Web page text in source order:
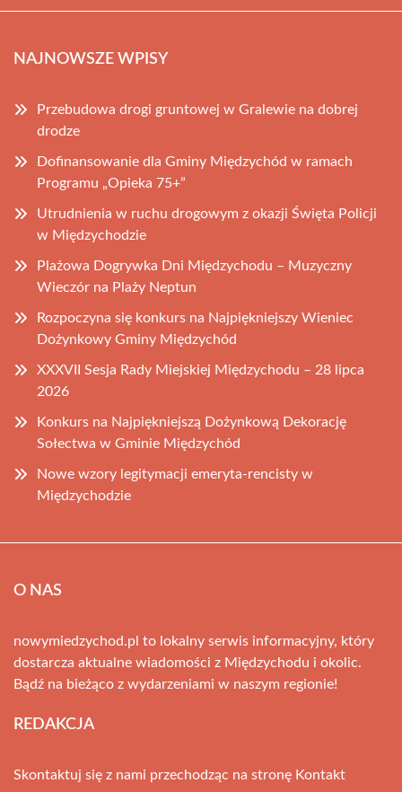
NAJNOWSZE WPISY
Przebudowa drogi gruntowej w Gralewie na dobrej
drodze
Dofinansowanie dla Gminy Międzychód w ramach
Programu „Opieka 75+”
Utrudnienia w ruchu drogowym z okazji Święta Policji
w Międzychodzie
Plażowa Dogrywka Dni Międzychodu – Muzyczny
Wieczór na Plaży Neptun
Rozpoczyna się konkurs na Najpiękniejszy Wieniec
Dożynkowy Gminy Międzychód
XXXVII Sesja Rady Miejskiej Międzychodu – 28 lipca
2026
Konkurs na Najpiękniejszą Dożynkową Dekorację
Sołectwa w Gminie Międzychód
Nowe wzory legitymacji emeryta-rencisty w
Międzychodzie
O NAS
nowymiedzychod.pl to lokalny serwis informacyjny, który
dostarcza aktualne wiadomości z Międzychodu i okolic.
Bądź na bieżąco z wydarzeniami w naszym regionie!
REDAKCJA
Skontaktuj się z nami przechodząc na stronę Kontakt